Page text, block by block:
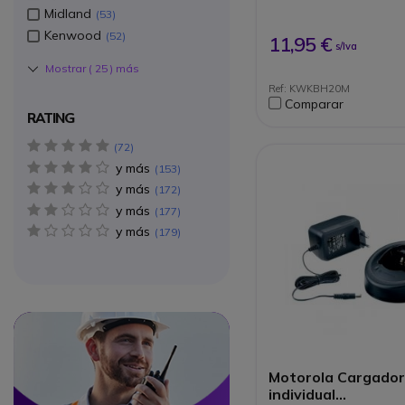
11,95 € s/Iva
Ref: KWKBH20M
Comparar
Motorola Cargador
individual
Midland 53
Kenwood 52
Mostrar ( 25 ) más
RATING
5 star(s)
72
y más 4 star(s)
153
y más 3 star(s)
172
y más 2 star(s)
177
y más 1 star(s)
179
Circle
Circle